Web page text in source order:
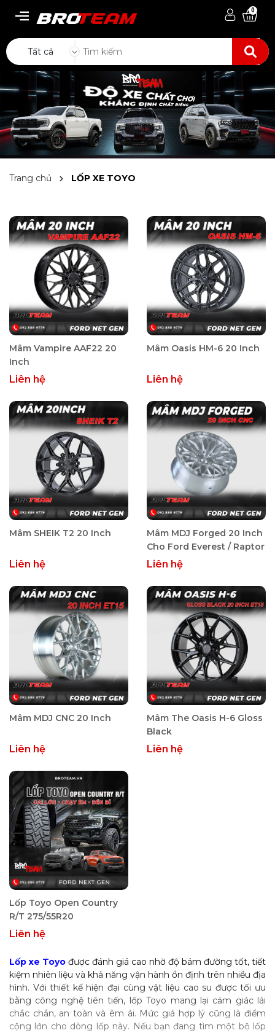
0
Tất cả
Trang chủ LỐP XE TOYO
Mâm Vampire AAF22 20
Inch
Liên hệ
Mâm Oasis HM-6 20 Inch
Liên hệ
Mâm SHEIK T2 20 Inch
Liên hệ
Mâm MDJ Forged 20 Inch
Cho Ford Everest / Raptor
Liên hệ
Mâm MDJ CNC 20 Inch
Liên hệ
Mâm The Oasis H-6 Gloss
Black
Liên hệ
Lốp Toyo Open Country
R/T 275/55R20
Liên hệ
Lốp xe Toyo được đánh giá cao nhờ độ bám đường tốt, tiết
kiệm nhiên liệu và khả năng vận hành ổn định trên nhiều địa
hình. Với thiết kế hiện đại cùng vật liệu cao su được tối ưu
bằng công nghệ tiên tiến, lốp Toyo mang lại cảm giác lái
chắc chắn, an toàn và êm ái. Mức giá hợp lý cũng là điểm
cộng lớn cho dòng lốp này. Nếu bạn đang tìm một bộ lốp